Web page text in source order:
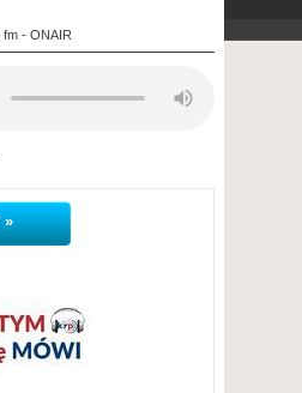
fm - ONAIR
»